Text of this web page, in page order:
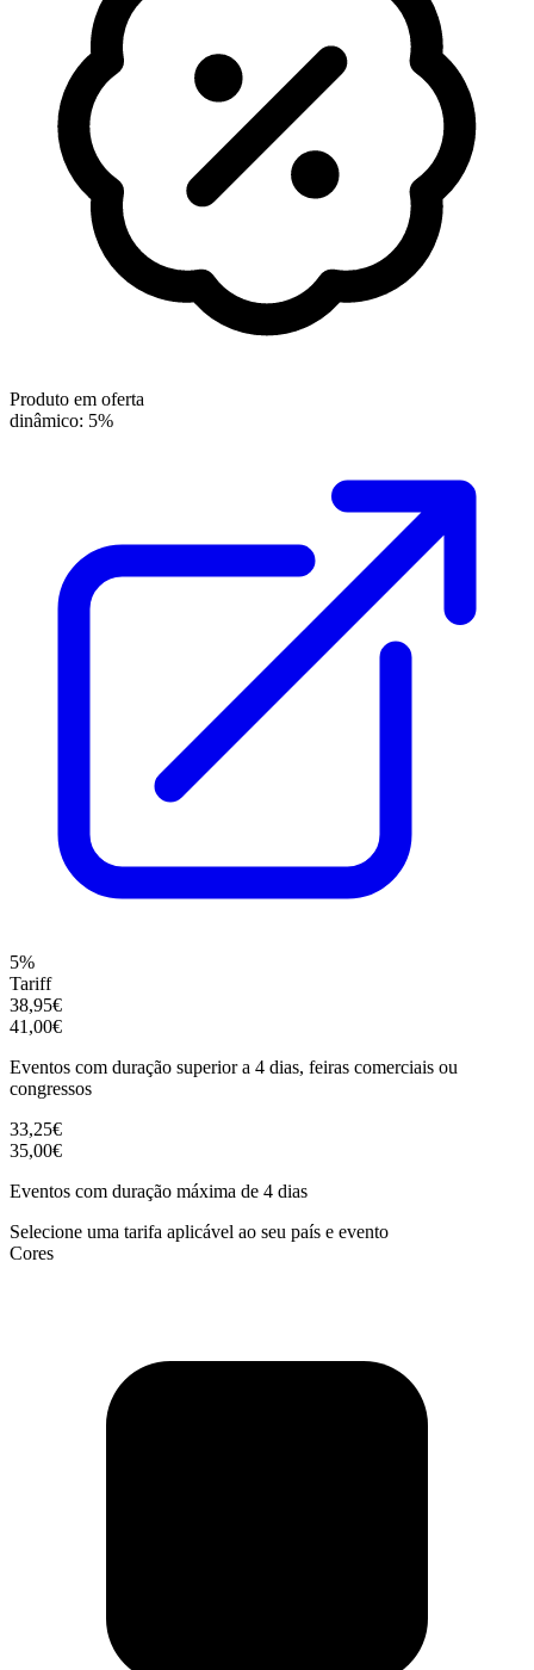
Produto em oferta
dinâmico: 5%
5%
Tariff
38,95€
41,00€
Eventos com duração superior a 4 dias, feiras comerciais ou
congressos
33,25€
35,00€
Eventos com duração máxima de 4 dias
Selecione uma tarifa aplicável ao seu país e evento
Cores